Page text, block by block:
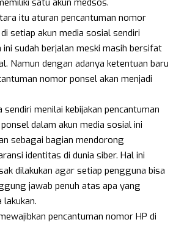
satu akun medsos.
itu aturan pencantuman nomor
setiap akun media sosial sendiri
ini sudah berjalan meski masih bersifat
Namun dengan adanya ketentuan baru
nomor ponsel akan menjadi
sendiri menilai kebijakan pencantuman
dalam akun media sosial ini
sebagai bagian mendorong
identitas di dunia siber. Hal ini
dilakukan agar setiap pengguna bisa
jawab penuh atas apa yang
lakukan.
pencantuman nomor HP di